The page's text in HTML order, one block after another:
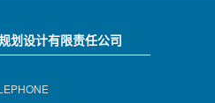
划设计有限责任公司